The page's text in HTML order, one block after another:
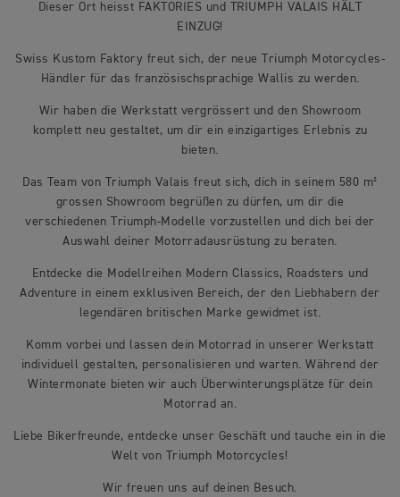
Dieser Ort heisst FAKTORIES und TRIUMPH VALAIS HÄLT
EINZUG!
Swiss Kustom Faktory freut sich, der neue Triumph Motorcycles-
Händler für das französischsprachige Wallis zu werden.
Wir haben die Werkstatt vergrössert und den Showroom
komplett neu gestaltet, um dir ein einzigartiges Erlebnis zu
bieten.
Das Team von Triumph Valais freut sich, dich in seinem 580 m²
grossen Showroom begrüßen zu dürfen, um dir die
verschiedenen Triumph-Modelle vorzustellen und dich bei der
Auswahl deiner Motorradausrüstung zu beraten.
Entdecke die Modellreihen Modern Classics, Roadsters und
Adventure in einem exklusiven Bereich, der den Liebhabern der
legendären britischen Marke gewidmet ist.
Komm vorbei und lassen dein Motorrad in unserer Werkstatt
individuell gestalten, personalisieren und warten. Während der
Wintermonate bieten wir auch Überwinterungsplätze für dein
Motorrad an.
Liebe Bikerfreunde, entdecke unser Geschäft und tauche ein in die
Welt von Triumph Motorcycles!
Wir freuen uns auf deinen Besuch.